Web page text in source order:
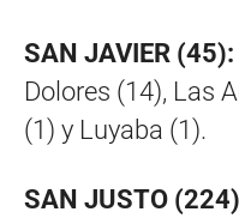
SAN JAVIER (45):
Dolores (14), Las
(1) y Luyaba (1).
SAN JUSTO